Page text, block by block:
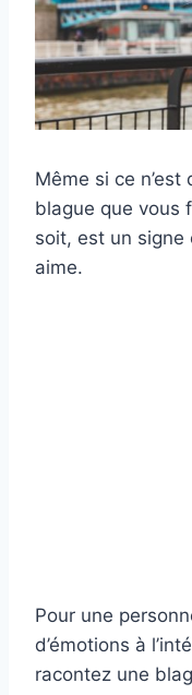
Même si ce n’est
blague que vous
soit, est un signe
aime.
Pour une
d’émotions à
racontez une